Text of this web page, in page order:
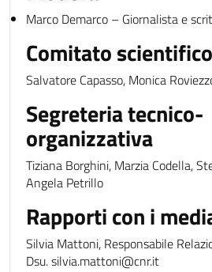
Marco Demarco – Giornalista e
Comitato scientifico
Salvatore Capasso, Monica
Segreteria tecnico-
organizzativa
Tiziana Borghini, Marzia Codella,
Angela Petrillo
Rapporti con i
Silvia Mattoni, Responsabile
Dsu. silvia.mattoni@cnr.it